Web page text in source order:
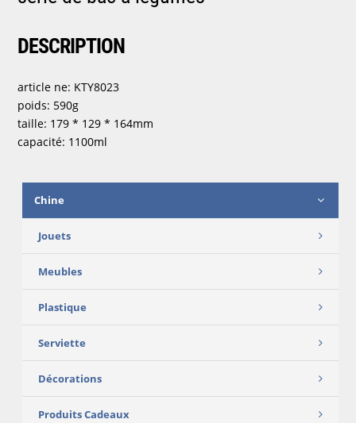
DESCRIPTION
article ne: KTY8023
poids: 590g
taille: 179 * 129 * 164mm
capacité: 1100ml
Chine
Jouets
Meubles
Plastique
Serviette
Décorations
Produits Cadeaux